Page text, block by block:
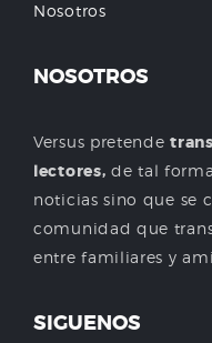
Nosotros
NOSOTROS
Versus pretende
lectores, de tal
noticias sino que se
comunidad que
entre familiares y
SIGUENOS